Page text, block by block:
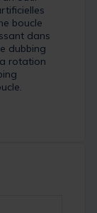
boucle
dans
dubbing
rotation